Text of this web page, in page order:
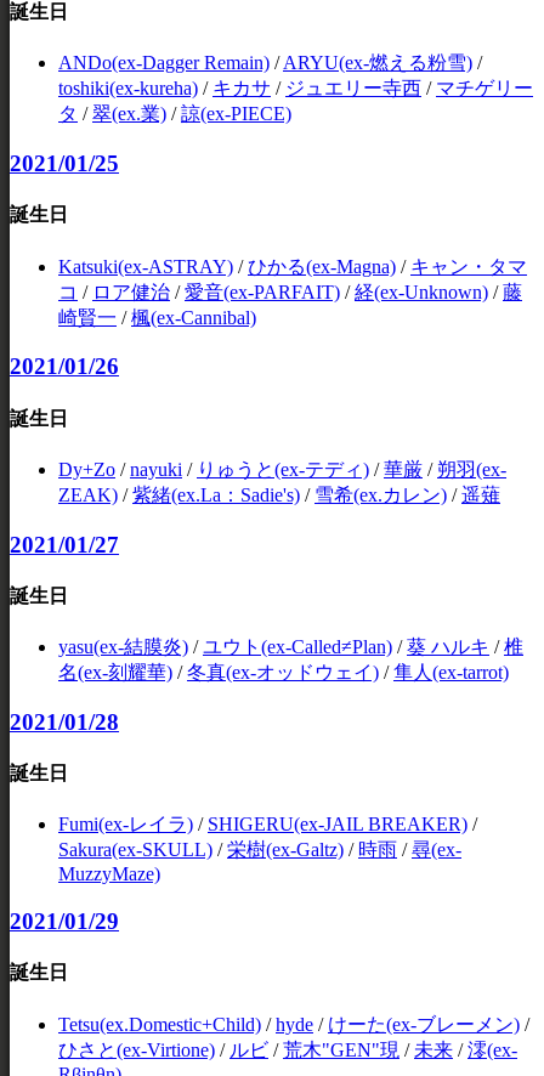
誕生日
ANDo(ex-Dagger Remain) /ARYU(ex-燃える粉雪) /
toshiki(ex-kureha) / キカサ / ジュエリー寺西 / マチゲリー
タ /翠(ex.業) /諒(ex-PIECE)
2021/01/25
誕生日
Katsuki(ex-ASTRAY) /ひかる(ex-Magna) / キャン・タマ
コ / ロア健治 /愛音(ex-PARFAIT) /経(ex-Unknown) /藤
崎賢一 /楓(ex-Cannibal)
2021/01/26
誕生日
Dy+Zo /nayuki / りゅうと(ex-テディ) /華厳 /朔羽(ex-
ZEAK) /紫緒(ex.La：Sadie's) / 雪希(ex.カレン) /遥薙
2021/01/27
誕生日
yasu(ex-結膜炎) /ユウト(ex-Called≠Plan) /葵 ハルキ /椎
名(ex-刻耀華) /冬真(ex-オッドウェイ) /隼人(ex-tarrot)
2021/01/28
誕生日
Fumi(ex-レイラ) / SHIGERU(ex-JAIL BREAKER) /
Sakura(ex-SKULL) /栄樹(ex-Galtz) / 時雨 /尋(ex-
MuzzyMaze)
2021/01/29
誕生日
Tetsu(ex.Domestic+Child) /hyde / けーた(ex-ブレーメン) /
ひさと(ex-Virtione) / ルビ /荒木"GEN"現 / 未来 /澪(ex-